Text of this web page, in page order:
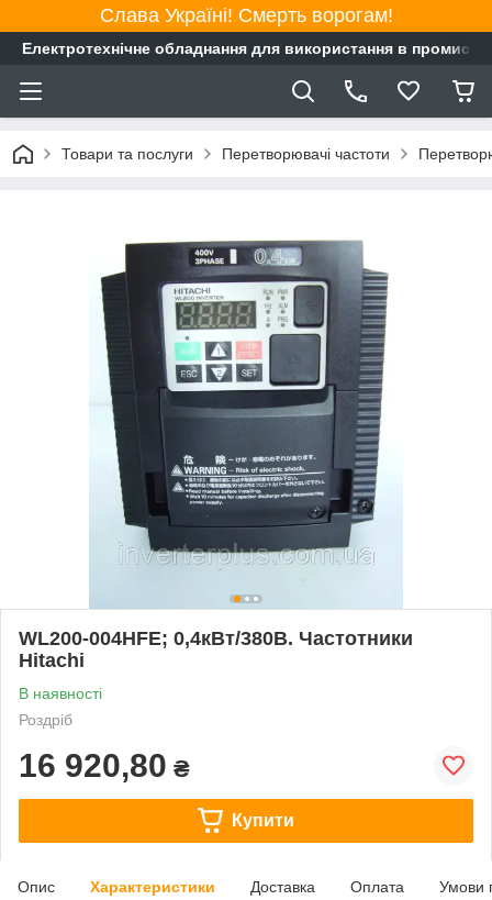
Слава Україні! Смерть ворогам!
Електротехнічне обладнання для використання в
Товари та послуги Перетворювачі частоти
WL200-004НFE; 0,4кВт/380В. Частотники
Hitachi
В наявності
Роздріб
16 920,80 ₴
Купити
Опис Характеристики Доставка Оплата Умови